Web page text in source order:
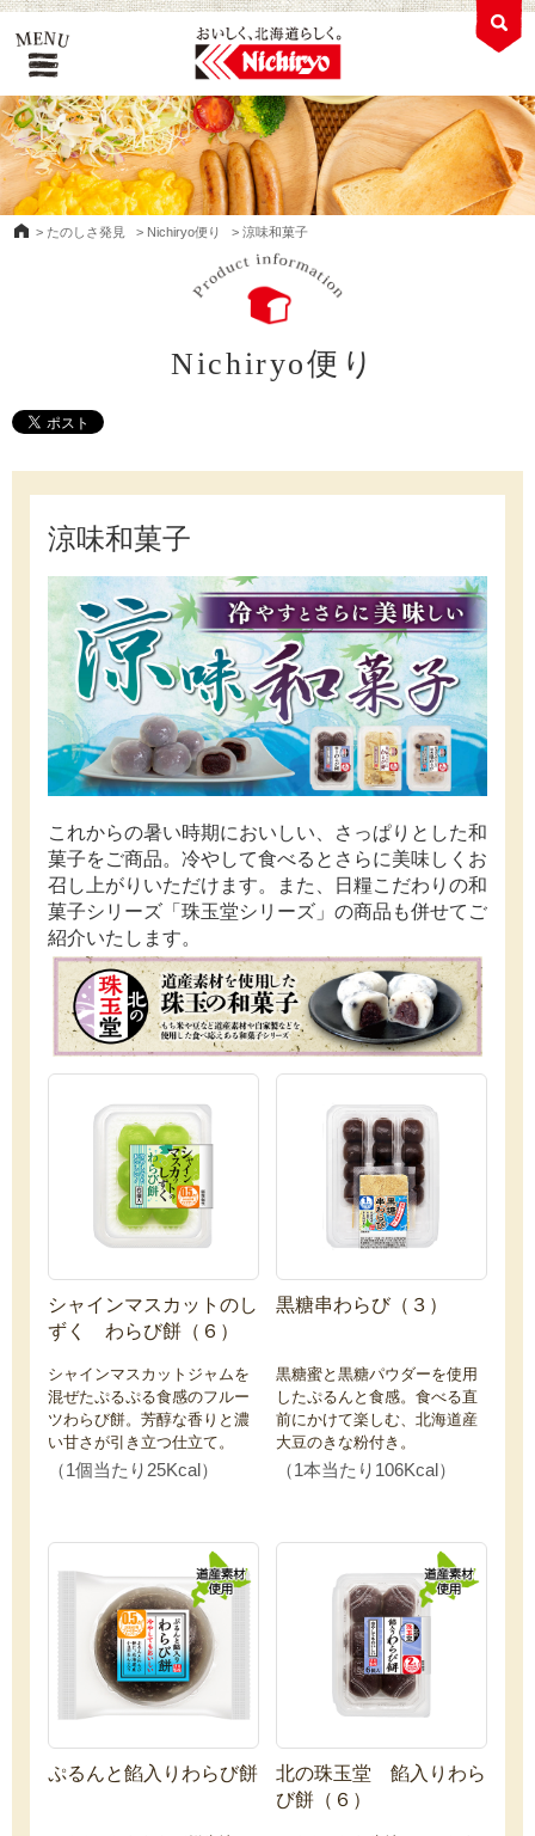
> たのしさ発見 > Nichiryo便り > 涼味和菓子
Nichiryo便り
涼味和菓子
これからの暑い時期においしい、さっぱりとした和
菓子をご商品。冷やして食べるとさらに美味しくお
召し上がりいただけます。また、日糧こだわりの和
菓子シリーズ「珠玉堂シリーズ」の商品も併せてご
紹介いたします。
シャインマスカットのし
ずく わらび餅（６）
シャインマスカットジャムを
混ぜたぷるぷる食感のフルー
ツわらび餅。芳醇な香りと濃
い甘さが引き立つ仕立て。
（1個当たり25Kcal）
黒糖串わらび（３）
黒糖蜜と黒糖パウダーを使用
したぷるんと食感。食べる直
前にかけて楽しむ、北海道産
大豆のきな粉付き。
（1本当たり106Kcal）
ぷるんと餡入りわらび餅
北の珠玉堂 餡入りわら
び餅（６）